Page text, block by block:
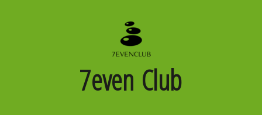
7even Club